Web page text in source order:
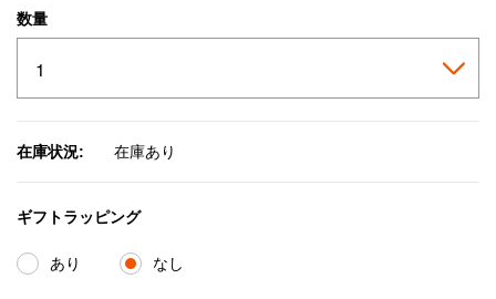
数量
在庫状況: 在庫あり
ギフトラッピング
あり なし